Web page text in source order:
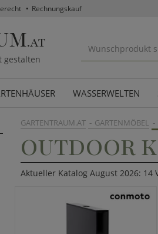
Rechnungskauf
.AT
gestalten
WASSERWELTEN
GARTENTRAUM.AT GARTENMÖBEL
OUTDOOR
Aktueller Katalog August 2026: